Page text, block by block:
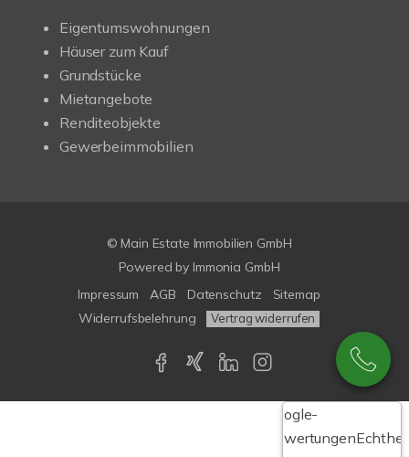
Eigentumswohnungen
Häuser zum Kauf
Grundstücke
Mietangebote
Renditeobjekte
Gewerbeimmobilien
© Main Estate Immobilien GmbH
Powered by Immonia GmbH
Impressum
AGB Datenschutz
Sitemap
Widerrufsbelehrung
Vertrag widerrufen
Google-
Bewertungen